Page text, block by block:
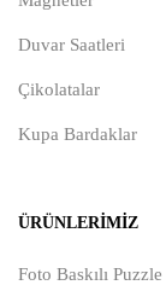
Duvar Saatleri
Çikolatalar
Kupa Bardaklar
ÜRÜNLERIMIZ
Foto Baskılı Puzzle